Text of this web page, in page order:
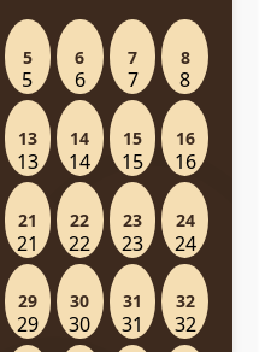
5 6 7 8
13 14 15 16
21 22 23 24
29 30 31 32